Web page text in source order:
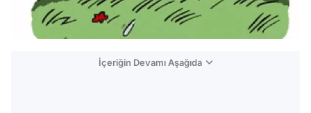
İçeriğin Devamı Aşağıda